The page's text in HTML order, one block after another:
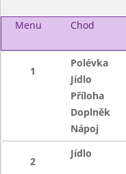
Menu Chod
1
Polévka
Jídlo
Příloha
Doplněk
Nápoj
2
Jídlo